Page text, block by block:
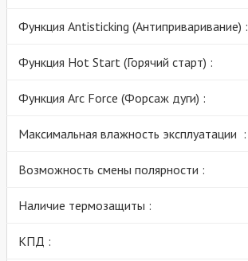
Функция Antisticking (Антиприваривание) :
Функция Hot Start (Горячий старт) :
Функция Arc Force (Форсаж дуги) :
Максимальная влажность эксплуатации :
Возможность смены полярности :
Наличие термозащиты :
КПД :